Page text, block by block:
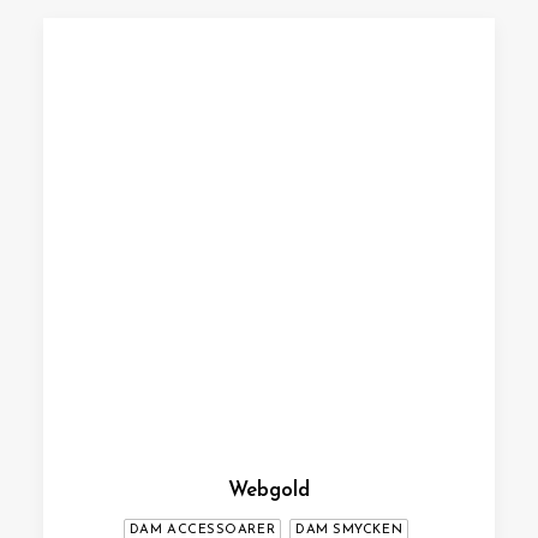
Webgold
DAM ACCESSOARER DAM SMYCKEN